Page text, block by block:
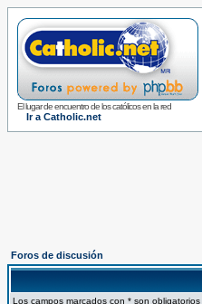
El lugar de encuentro de los católicos en la red
Ir a Catholic.net
Foros de discusión
Los campos marcados con * son